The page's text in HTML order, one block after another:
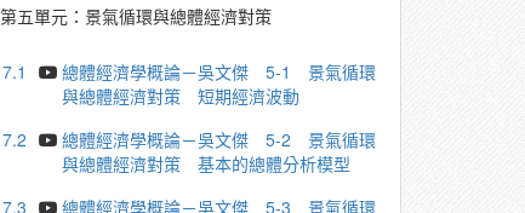
第五單元：景氣循環與總體經濟對策
7.1
總體經濟學概論－吳文傑 5-1 景氣循環
與總體經濟對策 短期經濟波動
7.2
總體經濟學概論－吳文傑 5-2 景氣循環
與總體經濟對策 基本的總體分析模型
7.3
總體經濟學概論－吳文傑 5-3 景氣循環